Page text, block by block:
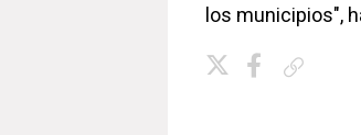
los municipios",